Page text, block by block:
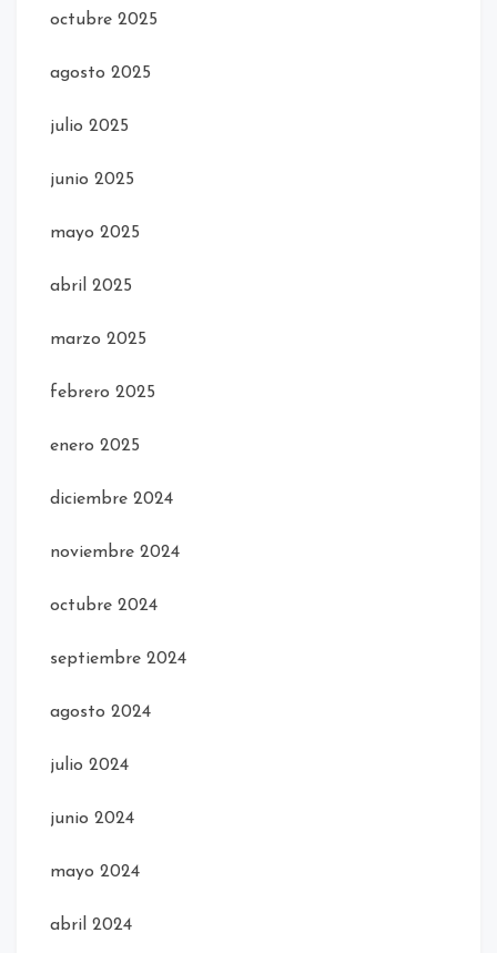
octubre 2025
agosto 2025
julio 2025
junio 2025
mayo 2025
abril 2025
marzo 2025
febrero 2025
enero 2025
diciembre 2024
noviembre 2024
octubre 2024
septiembre 2024
agosto 2024
julio 2024
junio 2024
mayo 2024
abril 2024